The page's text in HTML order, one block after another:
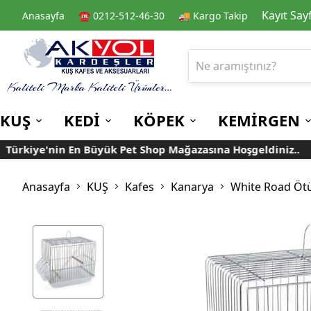
Anasayfa ☎️ 0212-512-46-30 🚚 Kargo Takip Kayıt
KUŞ
Kafes
Muhabbet
Papağan
Taşıma Kafesi
Rulolu Kafes
Kafes Aksesuarları
Yemlikler
Banyoluklar
Kafes Tülleri
Oyuncaklar
KEDİ
Kedi Kuru Mamalar Kedi Kumları
Taşımalar
KÖPEK
Kuru Mamalar Konserve Mamalar
Mama ve Su Kapları
KEMİRGEN
Guinea Pig Yemleri
En Büyük Pet Shop Mağazasına Hoşgeldiniz..
Anasayfa KUŞ Kafes Kanarya White Road